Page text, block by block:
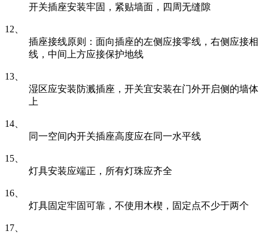
开关插座安装牢固，紧贴墙面，四周无缝隙
12、
插座接线原则：面向插座的左侧应接零线，右侧应接相
线，中间上方应接保护地线
13、
湿区应安装防溅插座，开关宜安装在门外开启侧的墙体
上
14、
同一空间内开关插座高度应在同一水平线
15、
灯具安装应端正，所有灯珠应齐全
16、
灯具固定牢固可靠，不使用木楔，固定点不少于两个
17、